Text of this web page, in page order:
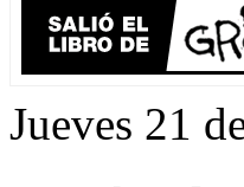
Jueves 21